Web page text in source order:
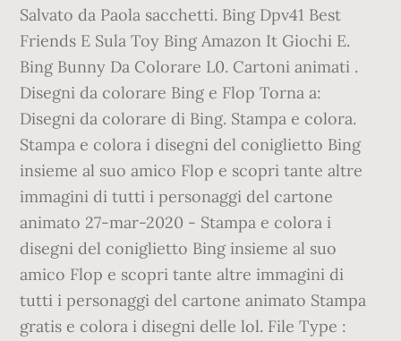
Salvato da Paola sacchetti. Bing Dpv41 Best
Friends E Sula Toy Bing Amazon It Giochi E.
Bing Bunny Da Colorare L0. Cartoni animati .
Disegni da colorare Bing e Flop Torna a:
Disegni da colorare di Bing. Stampa e colora.
Stampa e colora i disegni del coniglietto Bing
insieme al suo amico Flop e scopri tante altre
immagini di tutti i personaggi del cartone
animato 27-mar-2020 - Stampa e colora i
disegni del coniglietto Bing insieme al suo
amico Flop e scopri tante altre immagini di
tutti i personaggi del cartone animato Stampa
gratis e colora i disegni delle lol. File Type :